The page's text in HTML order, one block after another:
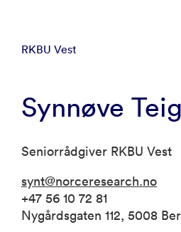
RKBU Vest
Synnøve
Seniorrådgiver RKBU Vest
synt@norceresearch.no
+47 56 10 72 81
Nygårdsgaten 112, 5008